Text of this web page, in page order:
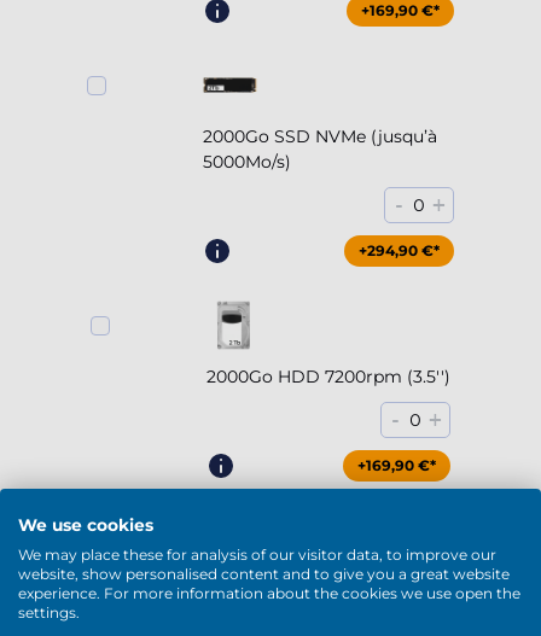
+169,90 €*
2000Go SSD NVMe (jusqu’à
5000Mo/s)
- 0 +
+294,90 €*
2000Go HDD 7200rpm (3.5'')
- 0 +
+169,90 €*
4000Go HDD 7200rpm (3.5'')
We use cookies
We may place these for analysis of our visitor data, to improve our
website, show personalised content and to give you a great website
experience. For more information about the cookies we use open the
settings.